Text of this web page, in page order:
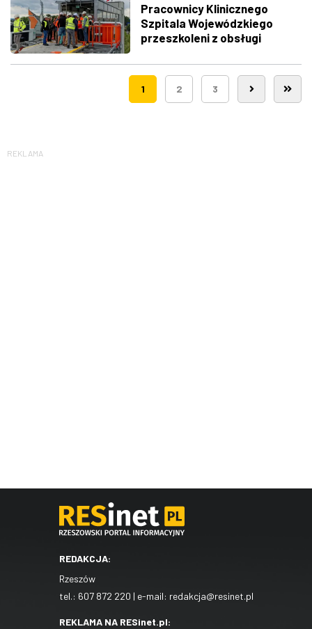
Pracownicy Klinicznego
Szpitala Wojewódzkiego
przeszkoleni z obsługi
śmigłowców LPR
1 2 3
REKLAMA
REDAKCJA:
Rzeszów
tel.: 607 872 220 | e-mail: redakcja@resinet.pl
REKLAMA NA RESinet.pl: